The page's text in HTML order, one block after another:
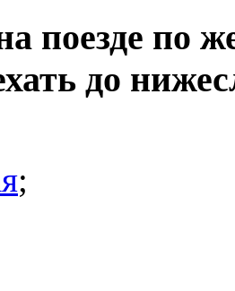
поезде по
до
;